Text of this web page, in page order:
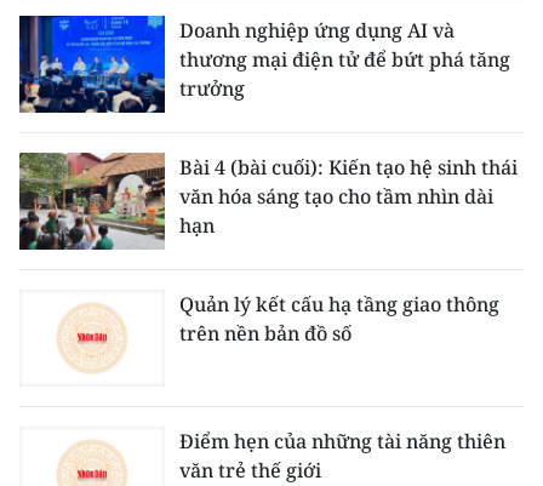
Doanh nghiệp ứng dụng AI và
thương mại điện tử để bứt phá tăng
trưởng
Bài 4 (bài cuối): Kiến tạo hệ sinh thái
văn hóa sáng tạo cho tầm nhìn dài
hạn
Quản lý kết cấu hạ tầng giao thông
trên nền bản đồ số
Điểm hẹn của những tài năng thiên
văn trẻ thế giới